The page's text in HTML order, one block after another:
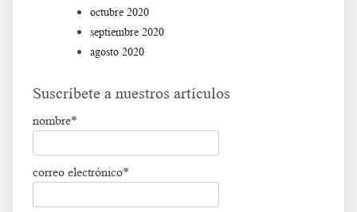
octubre 2020
septiembre 2020
agosto 2020
Suscríbete a nuestros artículos
nombre*
correo electrónico*